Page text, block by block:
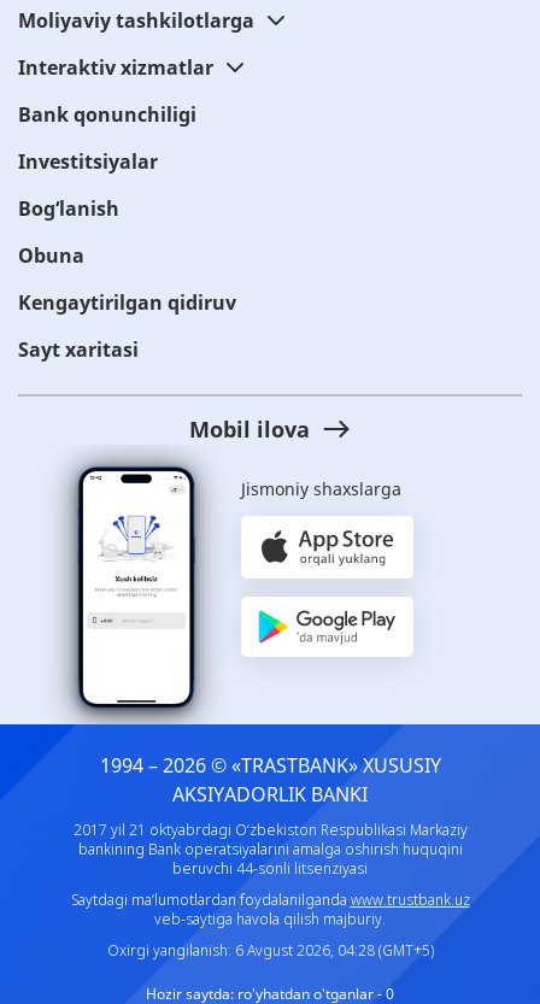
Moliyaviy tashkilotlarga
Interaktiv xizmatlar
Bank qonunchiligi
Investitsiyalar
Bog‘lanish
Obuna
Kengaytirilgan qidiruv
Sayt xaritasi
Mobil ilova
Jismoniy shaxslarga
1994 – 2026 © «TRASTBANK» ХUSUSIY
AKSIYADORLIK BANKI
2017 yil 21 oktyabrdagi O‘zbekiston Respublikasi Markaziy
bankining Bank operatsiyalarini amalga oshirish huquqini
beruvchi 44-sonli litsenziyasi
Saytdagi ma’lumotlardan foydalanilganda www.trustbank.uz
veb-saytiga havola qilish majburiy.
Oxirgi yangilanish: 6 Avgust 2026, 04:28 (GMT+5)
Hozir saytda: ro'yhatdan o'tganlar - 0